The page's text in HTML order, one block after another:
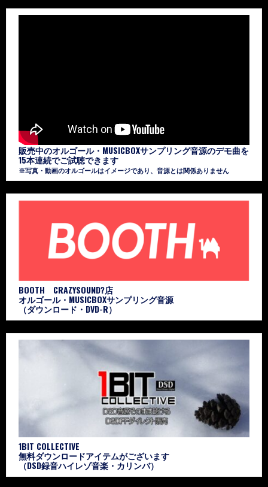
販売中のオルゴール・MUSICBOXサンプリング音源のデモ曲を
15本連続でご試聴できます
※写真・動画のオルゴールはイメージであり、音源とは関係ありません
BOOTH CRAZYSOUND?店
オルゴール・MUSICBOXサンプリング音源
（ダウンロード・DVD-R）
1BIT COLLECTIVE
無料ダウンロードアイテムがございます
（DSD録音ハイレゾ音楽・カリンバ）